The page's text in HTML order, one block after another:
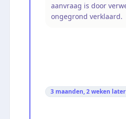
aanvraag is door
ongegrond verklaard.
3 maanden, 2 weken later